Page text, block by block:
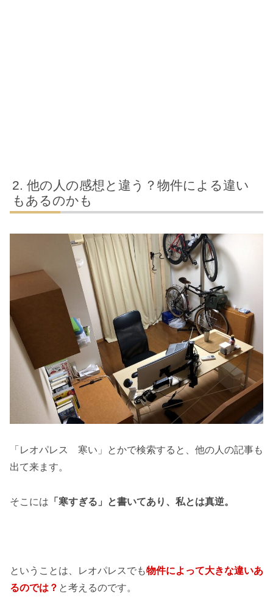
他の人の感想と違う？物件による違い
もあるのかも
「レオパレス 寒い」とかで検索すると、他の人の記事も
出て来ます。
そこには 「寒すぎる」と書いてあり、私とは真逆。
ということは、レオパレスでも物件によって大きな違いあ
るのでは？ と考えるのです。